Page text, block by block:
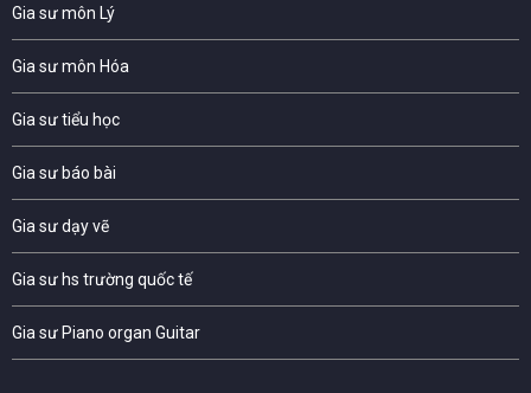
Gia sư môn Lý
Gia sư môn Hóa
Gia sư tiểu học
Gia sư báo bài
Gia sư dạy vẽ
Gia sư hs trường quốc tế
Gia sư Piano organ Guitar